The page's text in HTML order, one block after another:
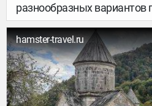
разнообразных вариантов
Армении от туркомпаний и
hamster-travel.ru